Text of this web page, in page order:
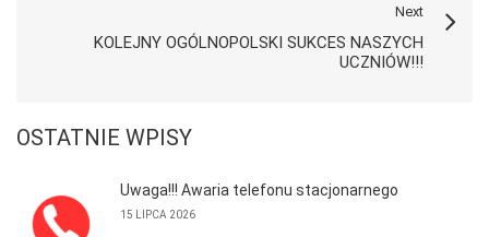
Next
KOLEJNY OGÓLNOPOLSKI SUKCES NASZYCH
UCZNIÓW!!!
OSTATNIE WPISY
Uwaga!!! Awaria telefonu stacjonarnego
15 LIPCA 2026